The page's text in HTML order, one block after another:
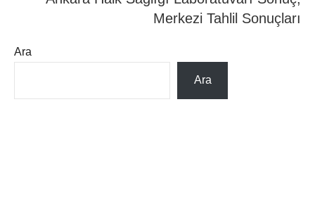
Merkezi Tahlil Sonuçları
Ara
Ara